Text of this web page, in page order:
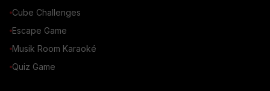
Cube Challenges
Escape Game
Musik Room Karaoké
Quiz Game